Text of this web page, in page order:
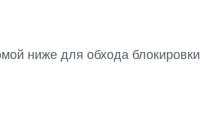
ниже для обхода блокировки